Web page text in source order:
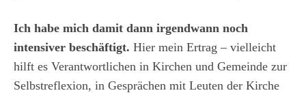
Ich habe mich damit dann irgendwann noch
intensiver beschäftigt. Hier mein Ertrag – vielleicht
hilft es Verantwortlichen in Kirchen und Gemeinde zur
Selbstreflexion, in Gesprächen mit Leuten der Kirche